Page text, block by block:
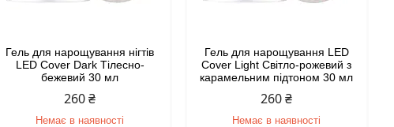
Гель для нарощування нігтів
LED Cover Dark Тілесно-
бежевий 30 мл
260 ₴
Немає в наявності
Гель для нарощування LED
Cover Light Світло-рожевий з
карамельним підтоном 30 мл
260 ₴
Немає в наявності